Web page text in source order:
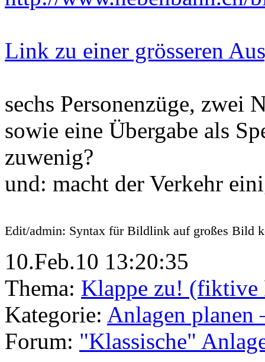
Link zu einer grösseren
sechs Personenzüge, zwei
sowie eine Übergabe als
zuwenig?
und: macht der Verkehr
Edit/admin: Syntax für Bildlink auf großes Bild
10.Feb.10 13:20:35
Thema: Klappe zu! (fiktive
Kategorie: Anlagen planen
Forum: "Klassische"